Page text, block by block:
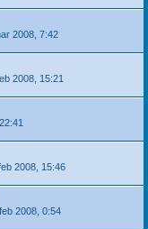
2008, 7:42
2008, 15:21
2008, 15:46
2008, 0:54